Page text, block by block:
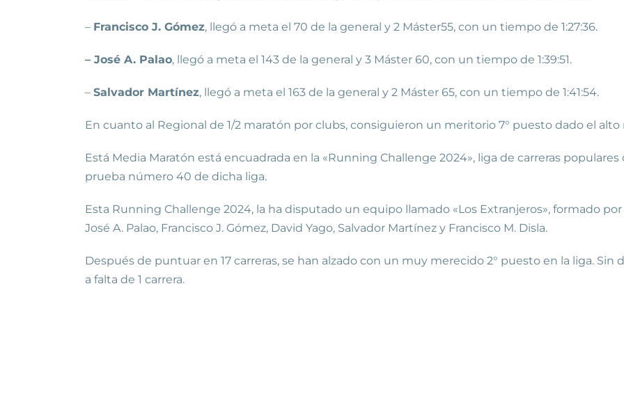
– Francisco J. Gómez, llegó a meta el 70 de la general y 2 Máster55, con un tiempo de 1:27:36.
– José A. Palao, llegó a meta el 143 de la general y 3 Máster 60, con un tiempo de 1:39:51.
– Salvador Martínez, llegó a meta el 163 de la general y 2 Máster 65, con un tiempo de 1:41:54.
En cuanto al Regional de 1/2 maratón por clubs, consiguieron un meritorio 7° puesto dado el
Está Media Maratón está encuadrada en la «Running Challenge 2024», liga de carreras populares
prueba número 40 de dicha liga.
Esta Running Challenge 2024, la ha disputado un equipo llamado «Los Extranjeros», formado por
José A. Palao, Francisco J. Gómez, David Yago, Salvador Martínez y Francisco M. Disla.
Después de puntuar en 17 carreras, se han alzado con un muy merecido 2° puesto en la liga.
a falta de 1 carrera.